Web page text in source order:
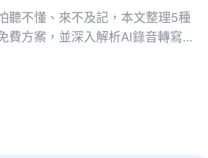
聽不懂、來不及記，本文整理5種
費方案，並深入解析AI錄音轉寫工